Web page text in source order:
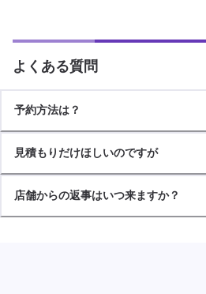
よくある質問
予約方法は？
見積もりだけほしいのですが
店舗からの返事はいつ来ますか？